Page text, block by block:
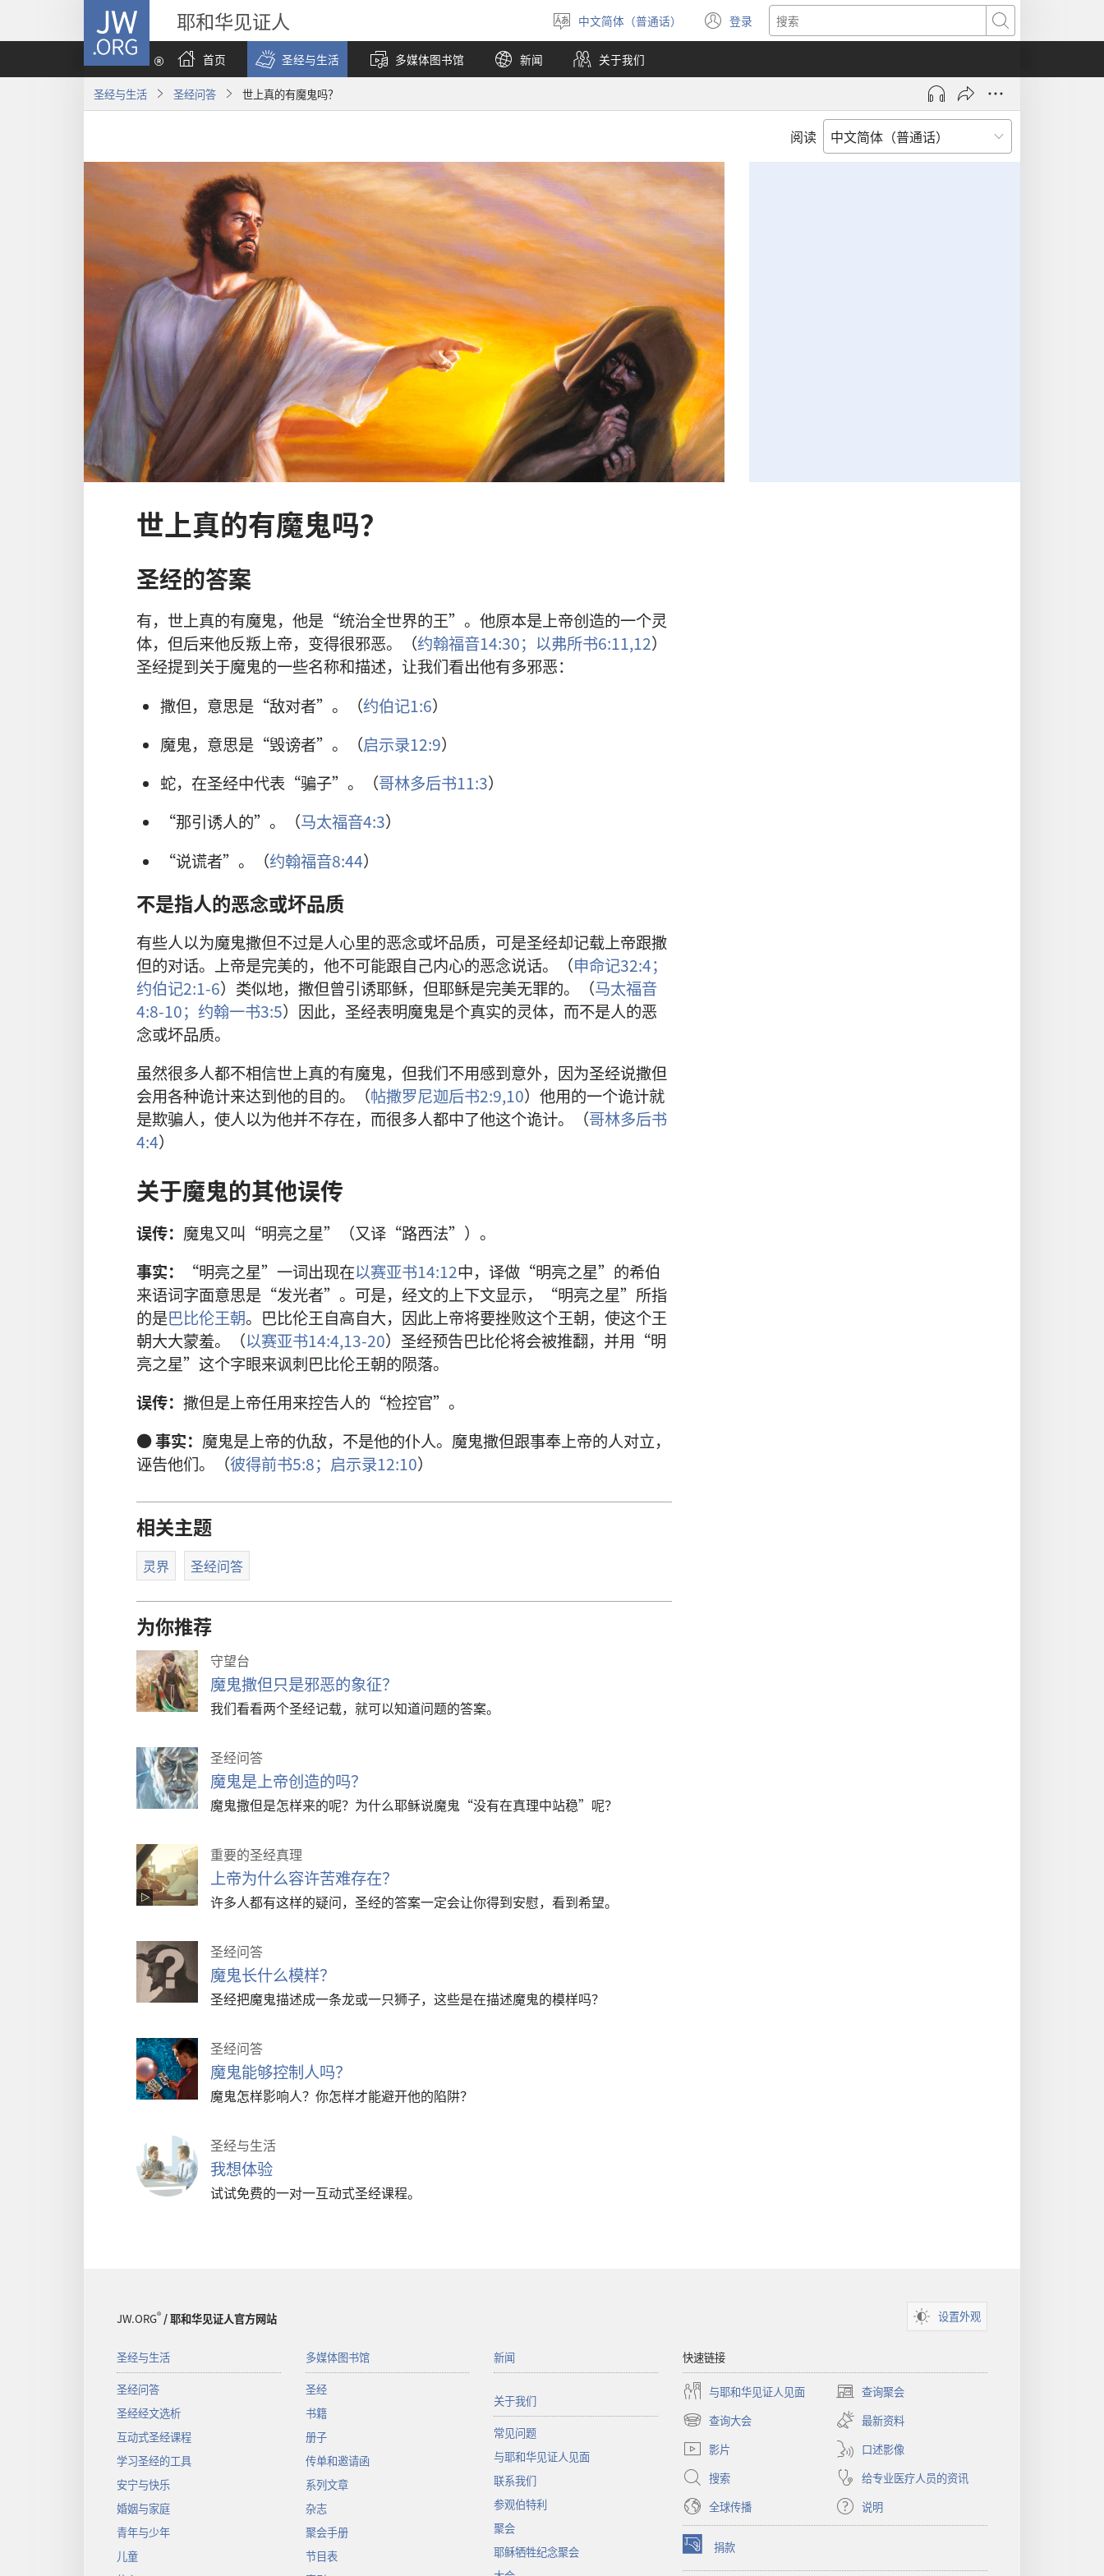
JW.ORG 耶和华见证人
选
择
语
言
中文简体（普通话） 登录
（打
开
窗
搜
索
首页
圣经与生活 多媒体图书馆 新闻 关于我们
圣经与生活 圣经问答 世上真的有魔鬼吗？
阅读
世上真的有魔鬼吗？
圣经的答案
有，世上真的有魔鬼，他是“统治全世界的王”。他原本是上帝创造的一个灵
体，但后来他反叛上帝，变得很邪恶。（约翰福音14:30； 以弗所书6:11,12）
圣经提到关于魔鬼的一些名称和描述，让我们看出他有多邪恶：
撒但，意思是“敌对者”。（约伯记1:6）
魔鬼，意思是“毁谤者”。（启示录12:9）
蛇，在圣经中代表“骗子”。（哥林多后书11:3）
“那引诱人的”。（马太福音4:3）
“说谎者”。（约翰福音8:44）
不是指人的恶念或坏品质
有些人以为魔鬼撒但不过是人心里的恶念或坏品质，可是圣经却记载上帝跟撒
但的对话。上帝是完美的，他不可能跟自己内心的恶念说话。（申命记32:4；
约伯记2:1-6）类似地，撒但曾引诱耶稣，但耶稣是完美无罪的。（马太福音
4:8-10； 约翰一书3:5）因此，圣经表明魔鬼是个真实的灵体，而不是人的恶
念或坏品质。
虽然很多人都不相信世上真的有魔鬼，但我们不用感到意外，因为圣经说撒但
会用各种诡计来达到他的目的。（帖撒罗尼迦后书2:9,10）他用的一个诡计就
是欺骗人，使人以为他并不存在，而很多人都中了他这个诡计。（哥林多后书
4:4）
关于魔鬼的其他误传
误传： 魔鬼又叫“明亮之星”（又译“路西法”）。
事实：
“明亮之星”一词出现在以赛亚书14:12中，译做“明亮之星”的希伯
来语词字面意思是“发光者”。可是，经文的上下文显示，“明亮之星”所指
的是巴比伦王朝。巴比伦王自高自大，因此上帝将要挫败这个王朝，使这个王
朝大大蒙羞。（以赛亚书14:4,13-20）圣经预告巴比伦将会被推翻，并用“明
亮之星”这个字眼来讽刺巴比伦王朝的陨落。
误传： 撒但是上帝任用来控告人的“检控官”。
●事实： 魔鬼是上帝的仇敌，不是他的仆人。魔鬼撒但跟事奉上帝的人对立，
诬告他们。（彼得前书5:8； 启示录12:10）
相关主题
灵界 圣经问答
为你推荐
守望台
魔鬼撒但只是邪恶的象征？
我们看看两个圣经记载，就可以知道问题的答案。
圣经问答
魔鬼是上帝创造的吗？
魔鬼撒但是怎样来的呢？为什么耶稣说魔鬼“没有在真理中站稳”呢？
重要的圣经真理
上帝为什么容许苦难存在？
许多人都有这样的疑问，圣经的答案一定会让你得到安慰，看到希望。
圣经问答
魔鬼长什么模样？
圣经把魔鬼描述成一条龙或一只狮子，这些是在描述魔鬼的模样吗？
圣经问答
魔鬼能够控制人吗？
魔鬼怎样影响人？你怎样才能避开他的陷阱？
圣经与生活
我想体验
试试免费的一对一互动式圣经课程。
JW.ORG®/ 耶和华见证人官方网站 设置外观
圣经与生活
圣经问答
圣经经文选析
互动式圣经课程
学习圣经的工具
安宁与快乐
婚姻与家庭
青年与少年
儿童
多媒体图书馆
圣经
书籍
册子
传单和邀请函
系列文章
杂志
聚会手册
节目表
新闻
关于我们
常见问题
与耶和华见证人见面
联系我们
参观伯特利
聚会
耶稣牺牲纪念聚会
快速链接
与耶和华见证人见面 查询聚会
（打
开
新
窗
口）
查询大会
（打
开
新
窗
口）
最新资料
影片
口述影像
搜索
给专业医疗人员的资讯
全球传播
说明
捐款
（打
开